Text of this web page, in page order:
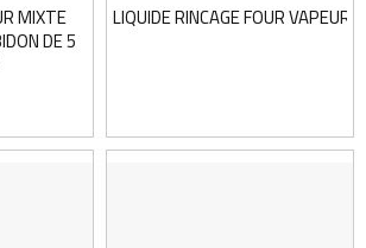
MIXTE
DE 5
LIQUIDE RINCAGE FOUR VAPEUR